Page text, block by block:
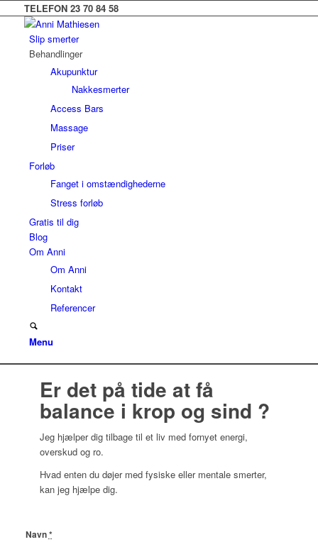
TELEFON 23 70 84 58
Slip smerter
Behandlinger
Akupunktur
Nakkesmerter
Access Bars
Massage
Priser
Forløb
Fanget i omstændighederne
Stress forløb
Gratis til dig
Blog
Om Anni
Om Anni
Kontakt
Referencer
Menu
Er det på tide at få
balance i krop og sind ?
Jeg hjælper dig tilbage til et liv med fornyet energi,
overskud og ro.
Hvad enten du døjer med fysiske eller mentale smerter,
kan jeg hjælpe dig.
Navn*